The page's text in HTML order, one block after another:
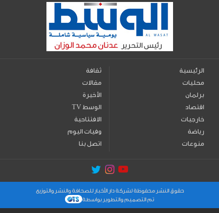
الرئيسية
محليات
برلمان
اقتصاد
خارجيات
رياضة
منوعات
ثقافة
مقالات
الأخيرة
TV الوسط
الافتتاحية
وفيات اليوم
اتصل بنا
حقوق النشر محفوظة لشركة دار الأخبار للصحافة والنشر والتوزيع
تم التصميم والتطوير بواسطة